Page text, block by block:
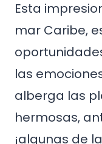
Esta
mar Caribe,
las
alberga las
hermosas,
¡algunas de